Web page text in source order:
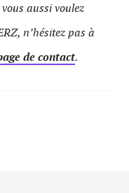
aussi voulez
n’hésitez pas à
de contact.